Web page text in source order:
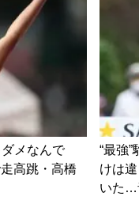
メなんで
高跳・高橋
“最強
けは
いた…